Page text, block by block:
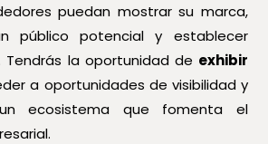
puedan mostrar su marca,
público potencial y establecer
Tendrás la oportunidad de exhibir
a oportunidades de visibilidad y
ecosistema que fomenta el